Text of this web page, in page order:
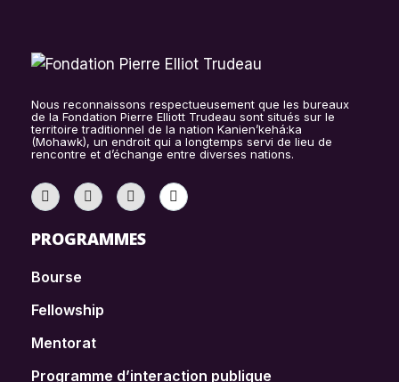
Nous reconnaissons respectueusement que les bureaux
de la Fondation Pierre Elliott Trudeau sont situés sur le
territoire traditionnel de la nation Kanien’kehá:ka
(Mohawk), un endroit qui a longtemps servi de lieu de
rencontre et d’échange entre diverses nations.
PROGRAMMES
Bourse
Fellowship
Mentorat
Programme d’interaction publique